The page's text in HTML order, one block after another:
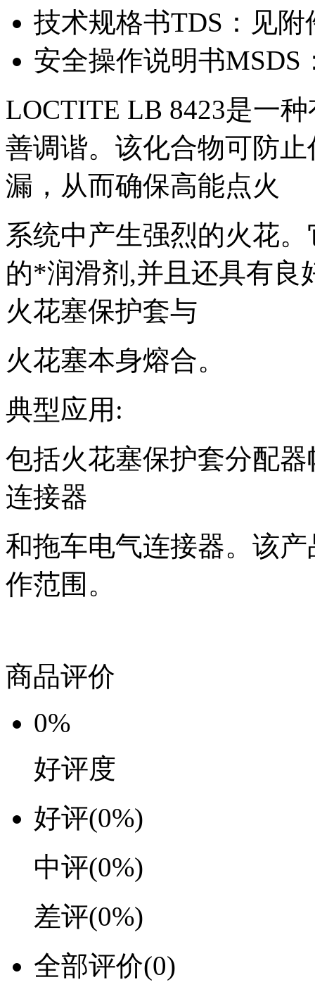
技术规格书TDS：见附
安全操作说明书MSDS
LOCTITE LB 8423是一
善调谐。该化合物可防
漏，从而确保高能点火
系统中产生强烈的火花
的*润滑剂,并且还具有良
火花塞保护套与
火花塞本身熔合。
典型应用:
包括火花塞保护套分配
连接器
和拖车电气连接器。该产
作范围。
商品评价
0%
好评度
好评(0%)
中评(0%)
差评(0%)
全部评价(0)